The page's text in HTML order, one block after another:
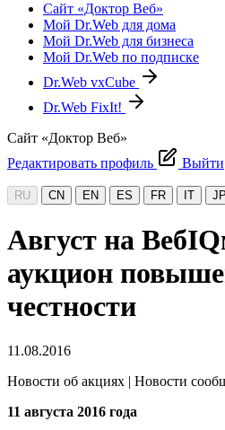
Сайт «Доктор Веб»
Мой Dr.Web для дома
Мой Dr.Web для бизнеса
Мой Dr.Web по подписке
Dr.Web vxCube
Dr.Web FixIt!
Сайт «Доктор Веб»
Редактировать профиль
Выйти
RU CN EN ES FR IT JP
Август на
аукцион
честности
11.08.2016
Новости об акциях | Новости
11 августа 2016 года